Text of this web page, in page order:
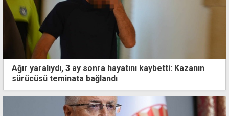
Ağır yaralıydı, 3 ay sonra hayatını kaybetti: Kazanın
sürücüsü teminata bağlandı